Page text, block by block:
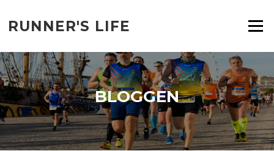
indhold
RUNNER'S LIFE Menu
BLOGGEN